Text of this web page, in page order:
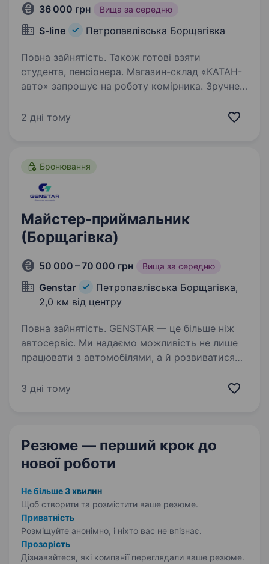
36 000 грн Вища за середню
S-line Петропавлівська Борщагівка
Повна зайнятість. Також готові взяти
студента, пенсіонера. Магазин-склад «КАТАН-
авто» запрошує на роботу комірника. Зручне
вул. Козацька 77А. (Біля шпалерного ринку).
2 дні тому
Бронювання
Майстер-приймальник
(Борщагівка)
50 000 – 70 000 грн Вища за середню
Genstar
Петропавлівська Борщагівка,
2,0 км від центру
Повна зайнятість. GENSTAR — це більше ніж
автосервіс. Ми надаємо можливість не лише
працювати з автомобілями, а й розвиватися
підтримує кар'єрні амбіції своїх працівників.
3 дні тому
Резюме — перший крок до
нової роботи
Не більше 3 хвилин
Щоб створити та розмістити ваше резюме.
Приватність
Розміщуйте анонімно, і ніхто вас не впізнає.
Прозорість
Дізнавайтеся, які компанії переглядали ваше резюме.